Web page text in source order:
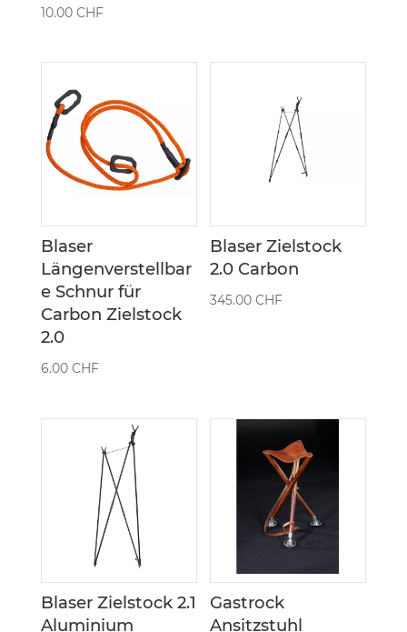
10.00 CHF
Blaser
Längenverstellbar
e Schnur für
Carbon Zielstock
2.0
6.00 CHF
Blaser Zielstock
2.0 Carbon
345.00CHF
Blaser Zielstock 2.1
Aluminium
Gastrock
Ansitzstuhl